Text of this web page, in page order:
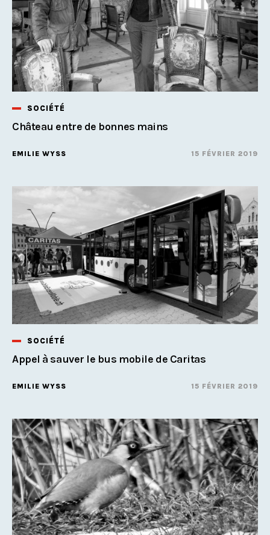
SOCIÉTÉ
Château entre de bonnes mains
EMILIE WYSS 15 FÉVRIER 2019
SOCIÉTÉ
Appel à sauver le bus mobile de Caritas
EMILIE WYSS 15 FÉVRIER 2019